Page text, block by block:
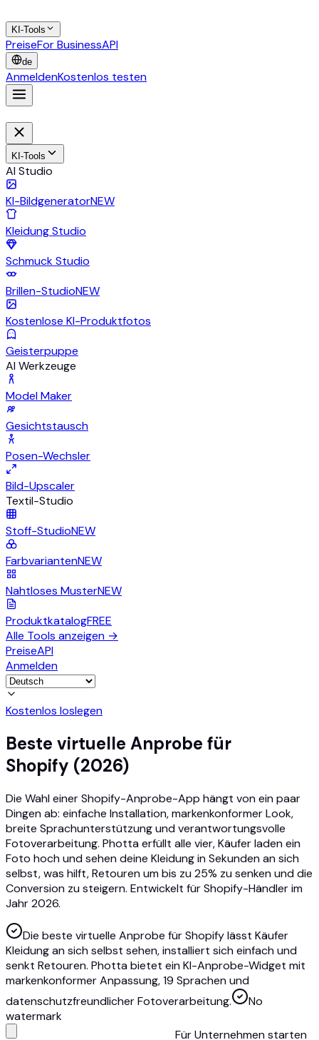
KI-Tools
PreiseFor BusinessAPI
de
AnmeldenKostenlos testen
KI-Tools
AI Studio
KI-BildgeneratorNEW
Kleidung Studio
Schmuck Studio
Brillen-StudioNEW
Kostenlose KI-Produktfotos
Geisterpuppe
AI Werkzeuge
Model Maker
Gesichtstausch
Posen-Wechsler
Bild-Upscaler
Textil-Studio
Stoff-StudioNEW
FarbvariantenNEW
Nahtloses MusterNEW
ProduktkatalogFREE
Alle Tools anzeigen →
PreiseAPI
Anmelden
Kostenlos loslegen
Beste virtuelle Anprobe für
Shopify (2026)
Die Wahl einer Shopify-Anprobe-App hängt von ein paar
Dingen ab: einfache Installation, markenkonformer Look,
breite Sprachunterstützung und verantwortungsvolle
Fotoverarbeitung. Photta erfüllt alle vier, Käufer laden ein
Foto hoch und sehen deine Kleidung in Sekunden an sich
selbst, was hilft, Retouren um bis zu 25% zu senken und die
Conversion zu steigern. Entwickelt für Shopify-Händler im
Jahr 2026.
Die beste virtuelle Anprobe für Shopify lässt Käufer
Kleidung an sich selbst sehen, installiert sich einfach und
senkt Retouren. Photta bietet ein KI-Anprobe-Widget mit
markenkonformer Anpassung, 19 Sprachen und
datenschutzfreundlicher Fotoverarbeitung.
No
watermark
Für Unternehmen starten